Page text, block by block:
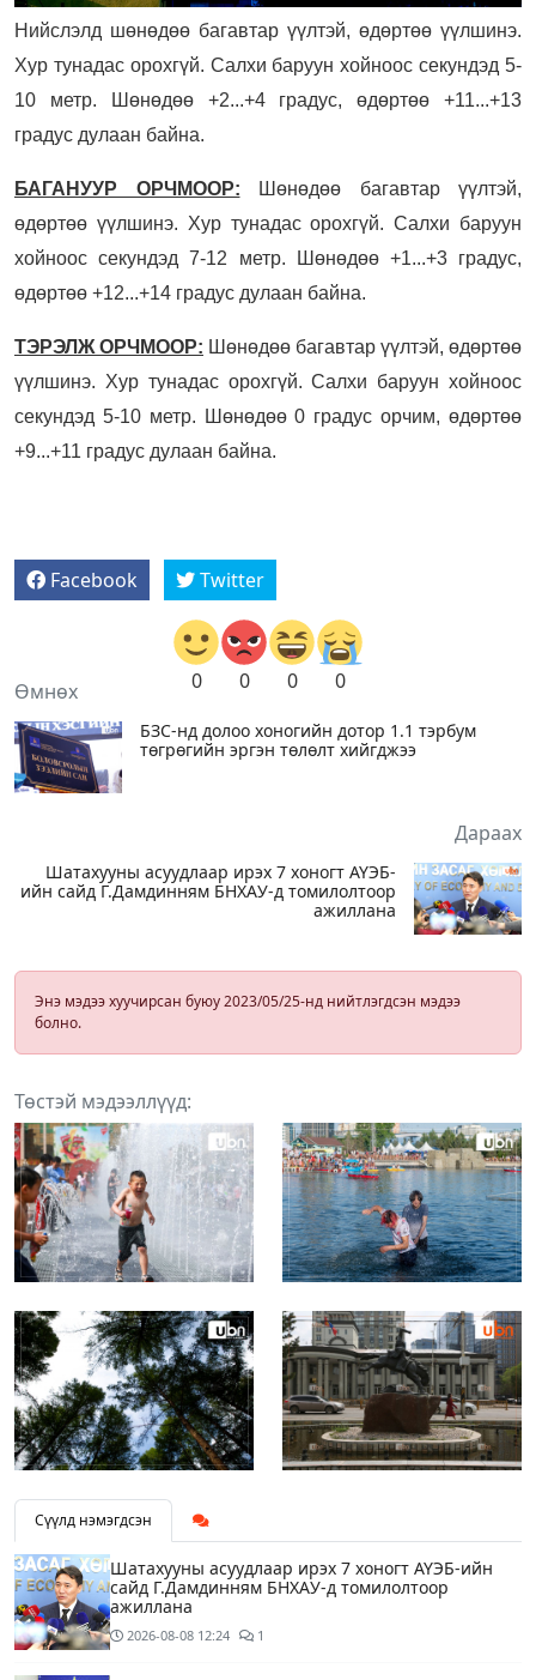
Нийслэлд шөнөдөө багавтар үүлтэй, өдөртөө үүлшинэ.
Хур тунадас орохгүй. Салхи баруун хойноос секундэд 5-
10 метр. Шөнөдөө +2...+4 градус, өдөртөө +11...+13
градус дулаан байна.
БАГАНУУР ОРЧМООР: Шөнөдөө багавтар үүлтэй,
өдөртөө үүлшинэ. Хур тунадас орохгүй. Салхи баруун
хойноос секундэд 7-12 метр. Шөнөдөө +1...+3 градус,
өдөртөө +12...+14 градус дулаан байна.
ТЭРЭЛЖ ОРЧМООР: Шөнөдөө багавтар үүлтэй, өдөртөө
үүлшинэ. Хур тунадас орохгүй. Салхи баруун хойноос
секундэд 5-10 метр. Шөнөдөө 0 градус орчим, өдөртөө
+9...+11 градус дулаан байна.
Facebook Twitter
0 0 0 0
Өмнөх
БЗС-нд долоо хоногийн дотор 1.1 тэрбум
төгрөгийн эргэн төлөлт хийгджээ
Дараах
Шатахууны асуудлаар ирэх 7 хоногт АҮЭБ-
ийн сайд Г.Дамдинням БНХАУ-д томилолтоор
ажиллана
Энэ мэдээ хуучирсан буюу 2023/05/25-нд нийтлэгдсэн мэдээ
болно.
Төстэй мэдээллүүд:
Сүүлд нэмэгдсэн
Шатахууны асуудлаар ирэх 7 хоногт АҮЭБ-ийн
сайд Г.Дамдинням БНХАУ-д томилолтоор
ажиллана
2026-08-08 12:24 1